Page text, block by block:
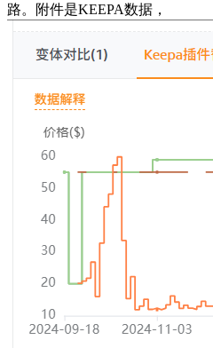
路。附件是KEEPA数据，